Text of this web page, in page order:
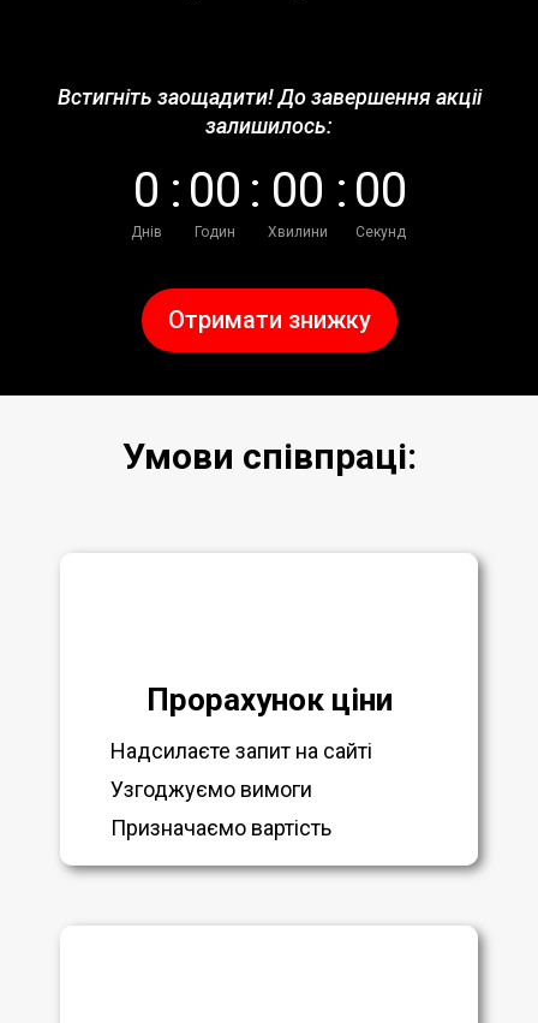
Встигніть заощадити! До завершення акціі
залишилось:
0
Днів
: 00
Годин
: 00
Хвилини
: 00
Секунд
Отримати знижку
Умови співпраці:
Прорахунок ціни
Надсилаєте запит на сайті
Узгоджуємо вимоги
Призначаємо вартість